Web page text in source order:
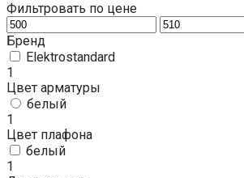
Фильтровать по цене
Бренд
Elektrostandard
1
Цвет арматуры
белый
1
Цвет плафона
белый
1